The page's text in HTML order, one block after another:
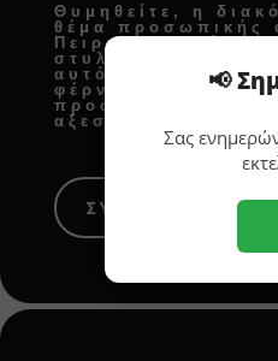
Θυμηθείτε, η
θέμα προσωπικής
Πειραματιστείτε
στυλ και χρώματα
αυτό που σας
φέρνει χαρά! Το
προσφέρει
αξεσουάρ σπιτιού
ΣΥΜΒΟΥΛΕΣ
📢
Σας